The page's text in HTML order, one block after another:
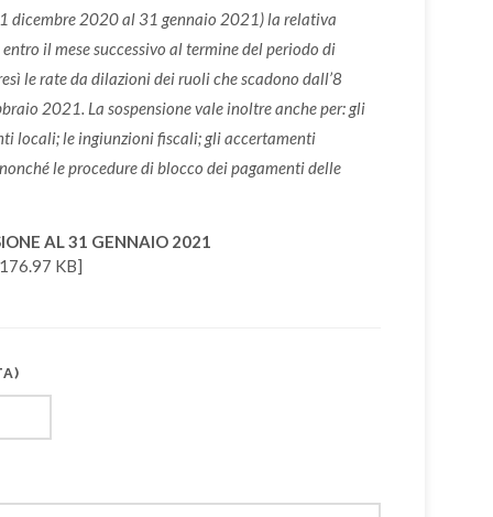
dicembre 2020 al 31 gennaio 2021) la relativa
il mese successivo al termine del periodo di
le rate da dilazioni dei ruoli che scadono dall’8
2021. La sospensione vale inoltre anche per: gli
locali; le ingiunzioni fiscali; gli accertamenti
le procedure di blocco dei pagamenti delle
AL 31 GENNAIO 2021
KB]